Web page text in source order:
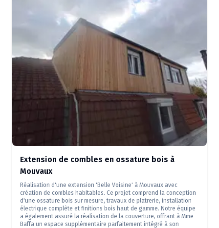
Extension de combles en ossature bois à
Mouvaux
Réalisation d'une extension 'Belle Voisine' à Mouvaux avec
création de combles habitables. Ce projet comprend la conception
d'une ossature bois sur mesure, travaux de platrerie, installation
électrique complète et finitions bois haut de gamme. Notre équipe
a également assuré la réalisation de la couverture, offrant à Mme
Baffa un espace supplémentaire parfaitement intégré à son